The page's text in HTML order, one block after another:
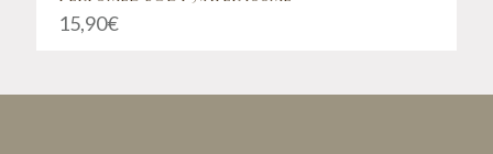
15,90€